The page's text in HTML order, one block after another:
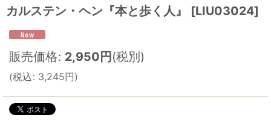
カルステン・ヘン『本と歩く人』
[LIU03024]
販売価格: 2,950 円 (税別)
(税込: 3,245円)